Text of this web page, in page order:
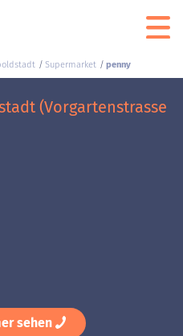
Supermarket penny
(Vorgartenstrasse
sehen